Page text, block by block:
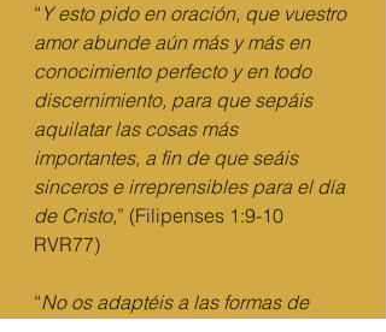
“ Y esto pido en oración, que vuestro
amor abunde aún más y más en
conocimiento perfecto y en todo
discernimiento, para que sepáis
aquilatar las cosas más
importantes, a fin de que seáis
sinceros e irreprensibles para el día
de Cristo,” (Filipenses 1:9-10
RVR77)
“No os adaptéis a las formas de